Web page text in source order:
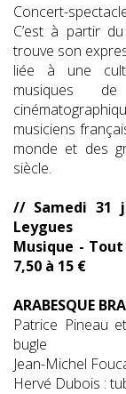
Concert-
C’est à partir
trouve son
liée à une
musiques
musiciens
monde et des
siècle.
// Samedi 31
Leygues
Musique -
7,50 à 15 €
ARABESQUE
Patrice Pineau
bugle
Jean-Michel
Hervé Dubois :